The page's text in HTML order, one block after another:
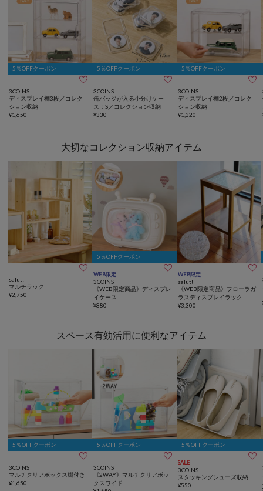
5％OFFクーポン

3COINS
ディスプレイ棚3段／コレク
ション収納
¥1,650
5％OFFクーポン

3COINS
缶バッジが入る小分けケー
ス：S／コレクション収納
¥330
5％OFFクーポン

3COINS
ディスプレイ棚2段／コレク
ション収納
¥1,320
大切なコレクション収納アイテム

salut!
マルチラック
¥2,750
5％OFFクーポン
WEB限定 
3COINS
《WEB限定商品》ディスプレ
イケース
¥880
WEB限定 
salut!
《WEB限定商品》フローラガ
ラスディスプレイラック
¥3,300
スペース有効活用に便利なアイテム
5％OFFクーポン

3COINS
マルチクリアボックス棚付き
¥1,650
5％OFFクーポン

3COINS
《2WAY》マルチクリアボッ
クスワイド
5％OFFクーポン
SALE 
3COINS
スタッキングシューズ収納
¥550